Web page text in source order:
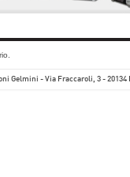
Gelmini - Via Fraccaroli, 3 - 20134